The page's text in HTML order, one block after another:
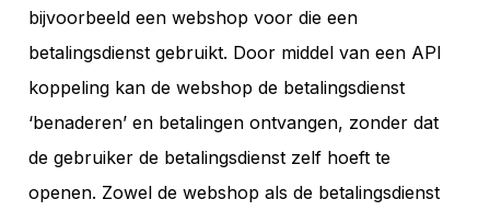
bijvoorbeeld een webshop voor die een
betalingsdienst gebruikt. Door middel van een API
koppeling kan de webshop de betalingsdienst
‘benaderen’ en betalingen ontvangen, zonder dat
de gebruiker de betalingsdienst zelf hoeft te
openen. Zowel de webshop als de betalingsdienst